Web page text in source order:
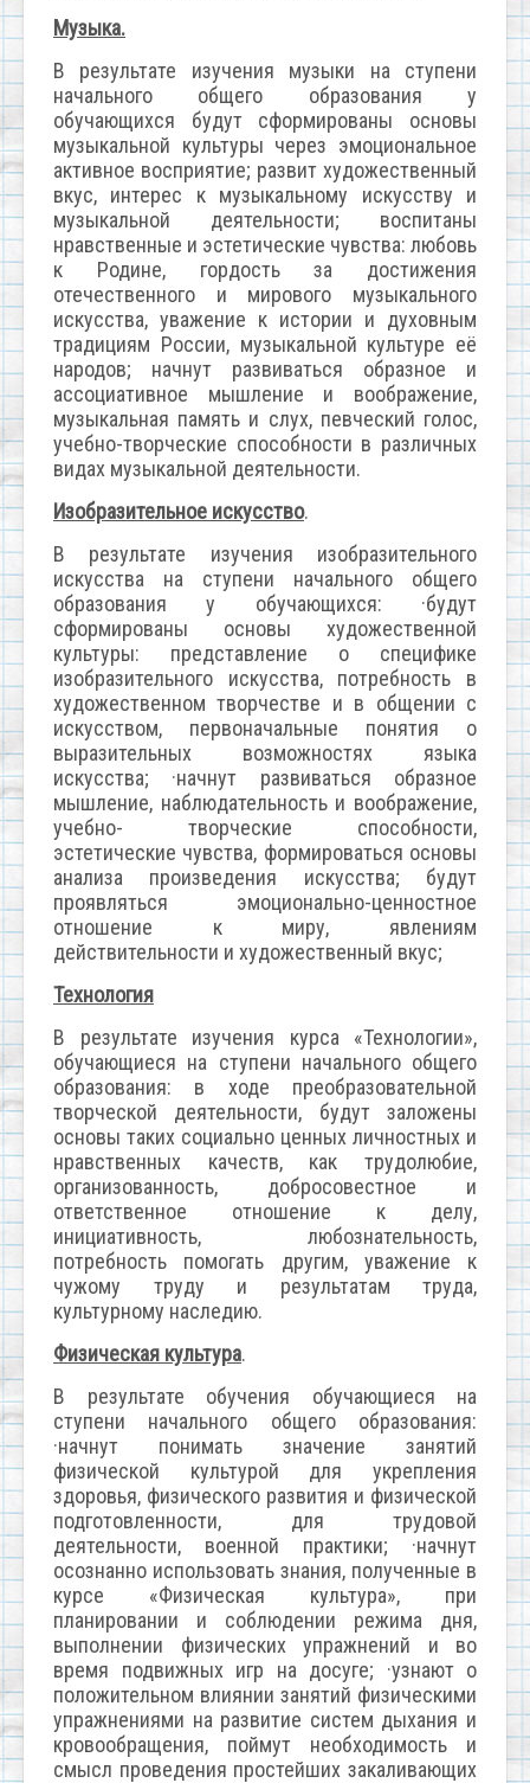
Музыка.
В результате изучения музыки на ступени
начального общего образования у
обучающихся будут сформированы основы
музыкальной культуры через эмоциональное
активное восприятие; развит художественный
вкус, интерес к музыкальному искусству и
музыкальной деятельности; воспитаны
нравственные и эстетические чувства: любовь
к Родине, гордость за достижения
отечественного и мирового музыкального
искусства, уважение к истории и духовным
традициям России, музыкальной культуре её
народов; начнут развиваться образное и
ассоциативное мышление и воображение,
музыкальная память и слух, певческий голос,
учебно-творческие способности в различных
видах музыкальной деятельности.
Изобразительное искусство.
В результате изучения изобразительного
искусства на ступени начального общего
образования у обучающихся: ·будут
сформированы основы художественной
культуры: представление о специфике
изобразительного искусства, потребность в
художественном творчестве и в общении с
искусством, первоначальные понятия о
выразительных возможностях языка
искусства; ·начнут развиваться образное
мышление, наблюдательность и воображение,
учебно- творческие способности,
эстетические чувства, формироваться основы
анализа произведения искусства; будут
проявляться эмоционально-ценностное
отношение к миру, явлениям
действительности и художественный вкус;
Технология
В результате изучения курса «Технологии»,
обучающиеся на ступени начального общего
образования: в ходе преобразовательной
творческой деятельности, будут заложены
основы таких социально ценных личностных и
нравственных качеств, как трудолюбие,
организованность, добросовестное и
ответственное отношение к делу,
инициативность, любознательность,
потребность помогать другим, уважение к
чужому труду и результатам труда,
культурному наследию.
Физическая культура.
В результате обучения обучающиеся на
ступени начального общего образования:
·начнут понимать значение занятий
физической культурой для укрепления
здоровья, физического развития и физической
подготовленности, для трудовой
деятельности, военной практики; ·начнут
осознанно использовать знания, полученные в
курсе «Физическая культура», при
планировании и соблюдении режима дня,
выполнении физических упражнений и во
время подвижных игр на досуге; ·узнают о
положительном влиянии занятий физическими
упражнениями на развитие систем дыхания и
кровообращения, поймут необходимость и
смысл проведения простейших закаливающих